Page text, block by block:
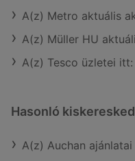
A(z) Metro aktuális
A(z) Müller HU
A(z) Tesco üzletei
Hasonló
A(z) Auchan ajánlatai